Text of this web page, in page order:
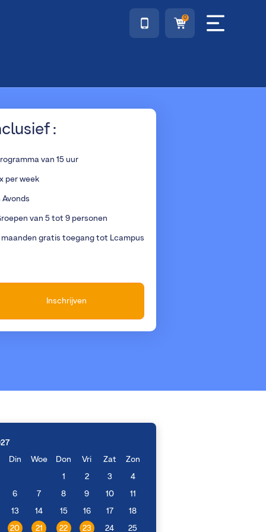
0
:
van 15 uur
per week
Avonds
van 5 tot 9 personen
maanden gratis toegang tot Lcampus
Inschrijven
Din Woe Don Vri Zat Zon
1 2 3 4
6 7 8 9 10 11
13 14 15 16 17 18
20 21 22 23 24 25